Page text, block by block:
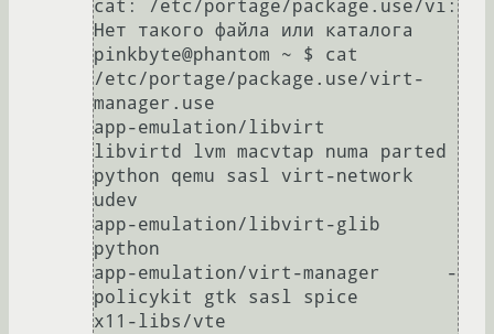
cat: /etc/portage/package.use/vi:
Нет такого файла или каталога
pinkbyte@phantom ~ $ cat
/etc/portage/package.use/virt-
manager.use
app-emulation/libvirt
libvirtd lvm macvtap numa parted
python qemu sasl virt-network
udev
app-emulation/libvirt-glib
python
app-emulation/virt-manager      -
policykit gtk sasl spice
x11-libs/vte